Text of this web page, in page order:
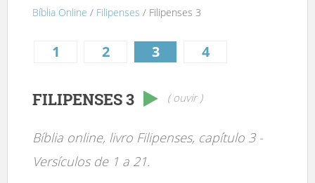
Bíblia Online / Filipenses / Filipenses 3
1 2 3 4
FILIPENSES 3 ( ouvir )
Bíblia online, livro Filipenses, capítulo 3 -
Versículos de 1 a 21.